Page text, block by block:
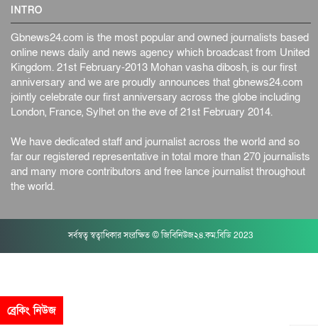
INTRO
Gbnews24.com is the most popular and owned journalists based
online news daily and news agency which broadcast from United
Kingdom. 21st February-2013 Mohan vasha dibosh, is our first
anniversary and we are proudly announces that gbnews24.com
jointly celebrate our first anniversary across the globe including
London, France, Sylhet on the eve of 21st February 2014.
We have dedicated staff and journalist across the world and so
far our registered representative in total more than 270 journalists
and many more contributors and free lance journalist throughout
the world.
সর্বস্বত্ব স্বত্বাধিকার সংরক্ষিত © জিবিনিউজ২৪.কম.বিডি 2023
ব্রেকিং নিউজ